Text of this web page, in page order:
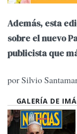
Además, esta
sobre el nuevo
publicista que
por Silvio
GALERÍA DE